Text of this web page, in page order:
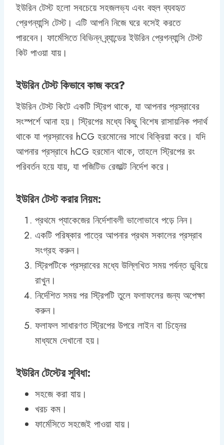
ইউরিন টেস্ট হলো সবচেয়ে সহজলভ্য এবং বহুল ব্যবহৃত
প্রেগন্যান্সি টেস্ট। এটি আপনি নিজে ঘরে বসেই করতে
পারবেন। ফার্মেসিতে বিভিন্ন ব্র্যান্ডের ইউরিন প্রেগন্যান্সি টেস্ট
কিট পাওয়া যায়।
ইউরিন টেস্ট কিভাবে কাজ করে?
ইউরিন টেস্ট কিটে একটি স্ট্রিপ থাকে, যা আপনার প্রস্রাবের
সংস্পর্শে আনা হয়। স্ট্রিপের মধ্যে কিছু বিশেষ রাসায়নিক পদার্থ
থাকে যা প্রস্রাবের hCG হরমোনের সাথে বিক্রিয়া করে। যদি
আপনার প্রস্রাবে hCG হরমোন থাকে, তাহলে স্ট্রিপের রং
পরিবর্তন হয়ে যায়, যা পজিটিভ রেজাল্ট নির্দেশ করে।
ইউরিন টেস্ট করার নিয়ম:
প্রথমে প্যাকেজের নির্দেশাবলী ভালোভাবে পড়ে নিন।
একটি পরিষ্কার পাত্রে আপনার প্রথম সকালের প্রস্রাব
সংগ্রহ করুন।
স্ট্রিপটিকে প্রস্রাবের মধ্যে উল্লিখিত সময় পর্যন্ত ডুবিয়ে
রাখুন।
নির্দেশিত সময় পর স্ট্রিপটি তুলে ফলাফলের জন্য অপেক্ষা
করুন।
ফলাফল সাধারণত স্ট্রিপের উপরে লাইন বা চিহ্নের
মাধ্যমে দেখানো হয়।
ইউরিন টেস্টের সুবিধা:
সহজে করা যায়।
খরচ কম।
ফার্মেসিতে সহজেই পাওয়া যায়।